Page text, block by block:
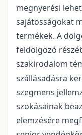
megnyerési
sajátosságokat
termékek. A
feldolgozó
szakirodalom
szállásadásra
szegmens
szokásainak
elemzésére